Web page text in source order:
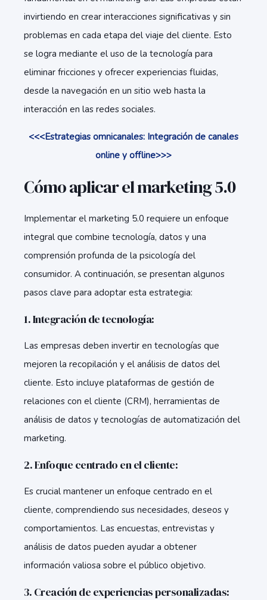
invirtiendo en crear interacciones significativas y sin
problemas en cada etapa del viaje del cliente. Esto
se logra mediante el uso de la tecnología para
eliminar fricciones y ofrecer experiencias fluidas,
desde la navegación en un sitio web hasta la
interacción en las redes sociales.
<<<Estrategias omnicanales: Integración de canales
online y offline>>>
Cómo aplicar el marketing 5.0
Implementar el marketing 5.0 requiere un enfoque
integral que combine tecnología, datos y una
comprensión profunda de la psicología del
consumidor. A continuación, se presentan algunos
pasos clave para adoptar esta estrategia:
1. Integración de tecnología:
Las empresas deben invertir en tecnologías que
mejoren la recopilación y el análisis de datos del
cliente. Esto incluye plataformas de gestión de
relaciones con el cliente (CRM), herramientas de
análisis de datos y tecnologías de automatización del
marketing.
2. Enfoque centrado en el cliente:
Es crucial mantener un enfoque centrado en el
cliente, comprendiendo sus necesidades, deseos y
comportamientos. Las encuestas, entrevistas y
análisis de datos pueden ayudar a obtener
información valiosa sobre el público objetivo.
3. Creación de experiencias personalizadas: